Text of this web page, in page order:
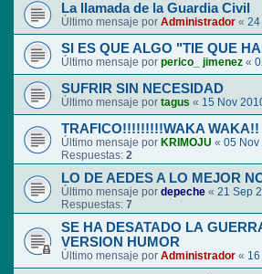
La llamada de la Guardia Civil
Último mensaje por Administrador « 24
SI ES QUE ALGO "TIE QUE
Último mensaje por perico_ jimenez «
SUFRIR SIN NECESIDAD
Último mensaje por tagus « 15 Nov
TRAFICO!!!!!!!!!WAKA WAKA!!
Último mensaje por KRIMOJU « 05 Nov
Respuestas: 2
LO DE AEDES A LO MEJOR
Último mensaje por depeche « 21 Sep
Respuestas: 7
SE HA DESATADO LA
VERSION HUMOR
Último mensaje por Administrador «